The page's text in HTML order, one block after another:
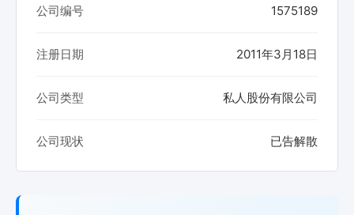
公司编号 1575189
注册日期 2011年3月18日
公司类型 私人股份有限公司
公司现状 已告解散